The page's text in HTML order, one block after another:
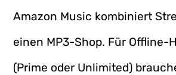
Amazon Music kombiniert
einen MP3-Shop. Für Offline-
(Prime oder Unlimited)